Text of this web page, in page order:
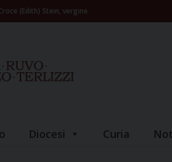
(Edith) Stein, vergine
Diocesi Curia